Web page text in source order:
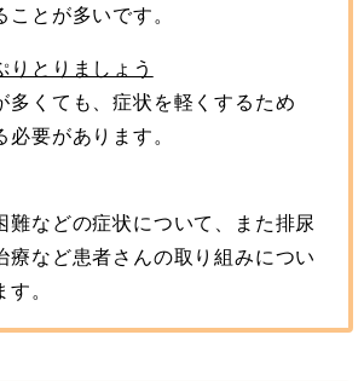
ことが多いです。
りとりましょう
多くても、症状を軽くするため
必要があります。
難などの症状について、また排尿
療など患者さんの取り組みについ
。